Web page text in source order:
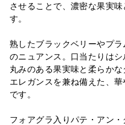
させることで、濃密な果実
す。
熟したブラックベリーやプ
のニュアンス。口当たりは
丸みのある果実味と柔らか
エレガンスを兼ね備えた、
です。
フォアグラ入りパテ・アン